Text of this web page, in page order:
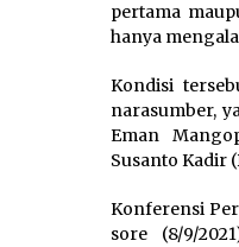
pertama
hanya
Kondisi
narasumber,
Eman
Susanto Kadir
Konferensi
sore (8/9/